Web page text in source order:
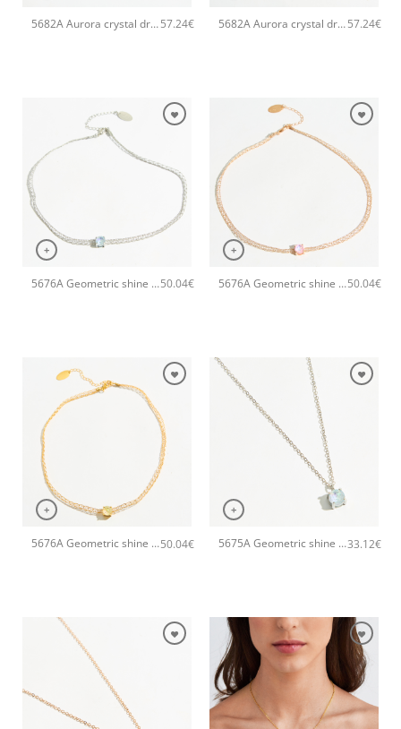
5682A Aurora crystal drop long pendant χειροποίητα σκουλαρίκια Catherine bijoux Πράσινο57.24€ 5682A Aurora crystal drop long pendant χειροποίητα σκουλαρίκια Catherine bijoux Άσπρο57.24€
+
5676A Geometric shine small χειροποίητο κολιέ Catherine bijoux Σιέλ50.04€
+
5676A Geometric shine small χειροποίητο κολιέ Catherine bijoux Ροζ50.04€
+
5676A Geometric shine small χειροποίητο κολιέ Catherine bijoux Κίτρινο50.04€
+
5675A Geometric shine small pendant χειροποίητο κολιέ Catherine bijoux Σιέλ33.12€